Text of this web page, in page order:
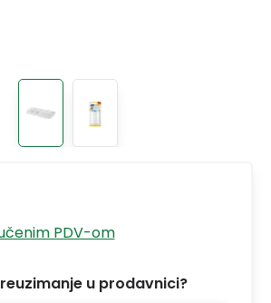
PDV-om
u prodavnici?